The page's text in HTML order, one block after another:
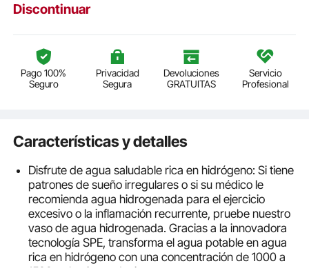
Discontinuar
Pago 100%
Seguro
Privacidad
Segura
Devoluciones
GRATUITAS
Servicio
Profesional
Características y detalles
Disfrute de agua saludable rica en hidrógeno: Si tiene
patrones de sueño irregulares o si su médico le
recomienda agua hidrogenada para el ejercicio
excesivo o la inflamación recurrente, pruebe nuestro
vaso de agua hidrogenada. Gracias a la innovadora
tecnología SPE, transforma el agua potable en agua
rica en hidrógeno con una concentración de 1000 a
1500 ppb, sin producir ozono.